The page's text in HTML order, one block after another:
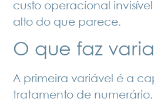
custo operacional
alto do que parece.
O que faz
A primeira variável é a
tratamento de numerário.